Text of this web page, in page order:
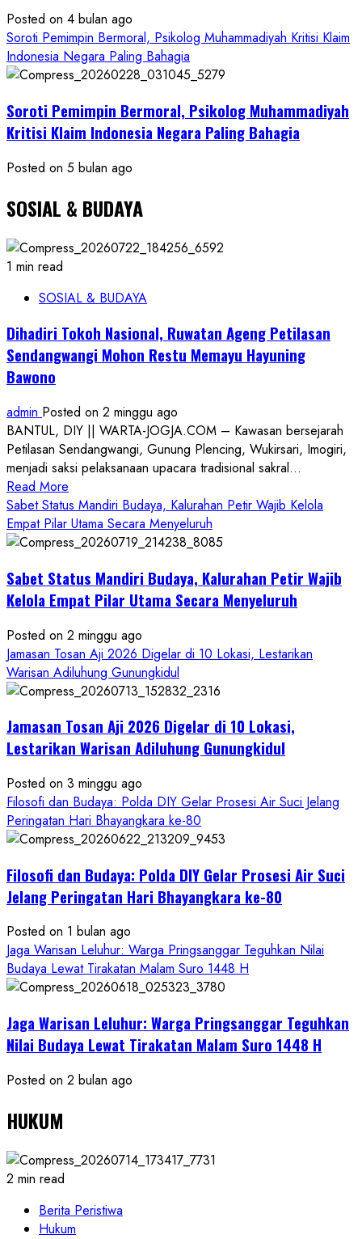
Posted on 4 bulan ago
Soroti Pemimpin Bermoral, Psikolog Muhammadiyah Kritisi Klaim
Indonesia Negara Paling Bahagia
Soroti Pemimpin Bermoral, Psikolog Muhammadiyah
Kritisi Klaim Indonesia Negara Paling Bahagia
Posted on 5 bulan ago
SOSIAL & BUDAYA
1 min read
SOSIAL & BUDAYA
Dihadiri Tokoh Nasional, Ruwatan Ageng Petilasan
Sendangwangi Mohon Restu Memayu Hayuning
Bawono
admin Posted on 2 minggu ago
BANTUL, DIY || WARTA-JOGJA.COM – Kawasan bersejarah
Petilasan Sendangwangi, Gunung Plencing, Wukirsari, Imogiri,
menjadi saksi pelaksanaan upacara tradisional sakral...
Read More
more
about
Dihadiri
Nasional,
Ruwatan
Petilasan
Sendangwangi
Mohon
Restu
Hayuning
Bawono
Sabet Status Mandiri Budaya, Kalurahan Petir Wajib Kelola
Empat Pilar Utama Secara Menyeluruh
Sabet Status Mandiri Budaya, Kalurahan Petir Wajib
Kelola Empat Pilar Utama Secara Menyeluruh
Posted on 2 minggu ago
Jamasan Tosan Aji 2026 Digelar di 10 Lokasi, Lestarikan
Warisan Adiluhung Gunungkidul
Jamasan Tosan Aji 2026 Digelar di 10 Lokasi,
Lestarikan Warisan Adiluhung Gunungkidul
Posted on 3 minggu ago
Filosofi dan Budaya: Polda DIY Gelar Prosesi Air Suci Jelang
Peringatan Hari Bhayangkara ke-80
Filosofi dan Budaya: Polda DIY Gelar Prosesi Air Suci
Jelang Peringatan Hari Bhayangkara ke-80
Posted on 1 bulan ago
Jaga Warisan Leluhur: Warga Pringsanggar Teguhkan Nilai
Budaya Lewat Tirakatan Malam Suro 1448 H
Jaga Warisan Leluhur: Warga Pringsanggar Teguhkan
Nilai Budaya Lewat Tirakatan Malam Suro 1448 H
Posted on 2 bulan ago
HUKUM
2 min read
Berita Peristiwa
Hukum